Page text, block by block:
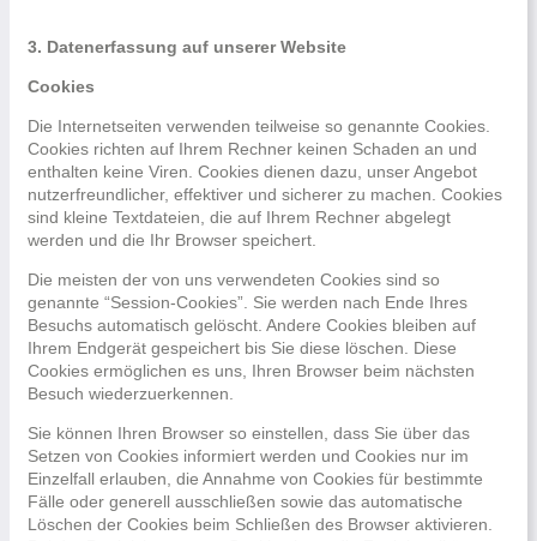
3. Datenerfassung auf unserer Website
Cookies
Die Internetseiten verwenden teilweise so genannte Cookies.
Cookies richten auf Ihrem Rechner keinen Schaden an und
enthalten keine Viren. Cookies dienen dazu, unser Angebot
nutzerfreundlicher, effektiver und sicherer zu machen. Cookies
sind kleine Textdateien, die auf Ihrem Rechner abgelegt
werden und die Ihr Browser speichert.
Die meisten der von uns verwendeten Cookies sind so
genannte “Session-Cookies”. Sie werden nach Ende Ihres
Besuchs automatisch gelöscht. Andere Cookies bleiben auf
Ihrem Endgerät gespeichert bis Sie diese löschen. Diese
Cookies ermöglichen es uns, Ihren Browser beim nächsten
Besuch wiederzuerkennen.
Sie können Ihren Browser so einstellen, dass Sie über das
Setzen von Cookies informiert werden und Cookies nur im
Einzelfall erlauben, die Annahme von Cookies für bestimmte
Fälle oder generell ausschließen sowie das automatische
Löschen der Cookies beim Schließen des Browser aktivieren.